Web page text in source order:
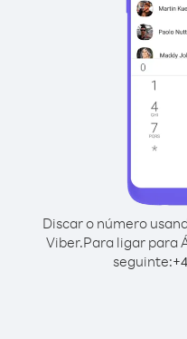
Discar o número
Viber.Para ligar para
seguinte:+